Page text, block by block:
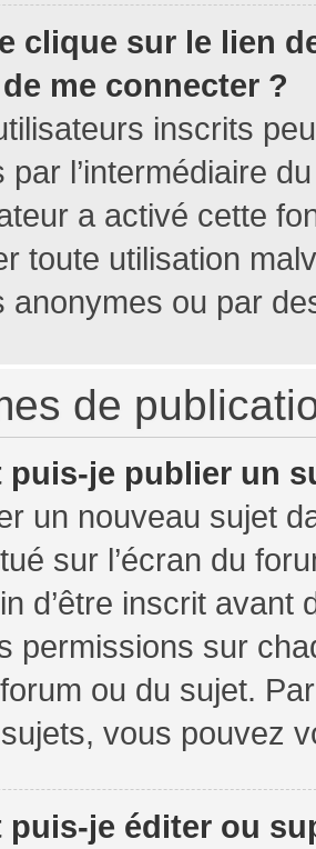
clique sur le lien
me connecter ?
inscrits
par l’intermédiaire
a activé cette
toute utilisation
anonymes ou par
de
puis-je publier un
un nouveau sujet
sur l’écran du
d’être inscrit
permissions sur
forum ou du sujet.
vous pouvez
puis-je éditer ou